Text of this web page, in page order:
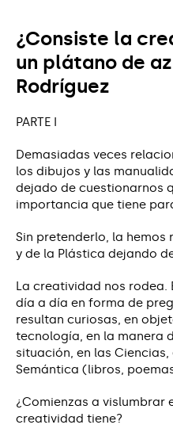
¿Consiste la
un plátano de
Rodríguez
PARTE I
Demasiadas veces
los dibujos y las
dejado de cuestionarnos
importancia que tiene
Sin pretenderlo, la
y de la Plástica dejando
La creatividad nos rodea.
día a día en forma de
resultan curiosas, en
tecnología, en la manera
situación, en las Ciencias,
Semántica (libros,
¿Comienzas a vislumbrar
creatividad tiene?